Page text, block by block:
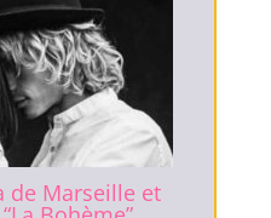
de Marseille et